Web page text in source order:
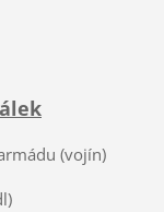
(vojín)